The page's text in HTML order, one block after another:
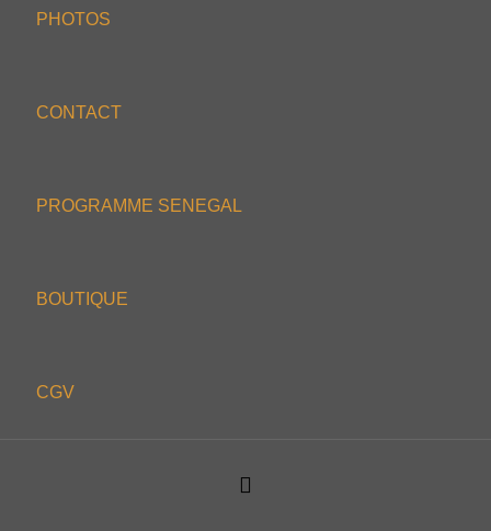
PHOTOS
CONTACT
PROGRAMME SENEGAL
BOUTIQUE
CGV